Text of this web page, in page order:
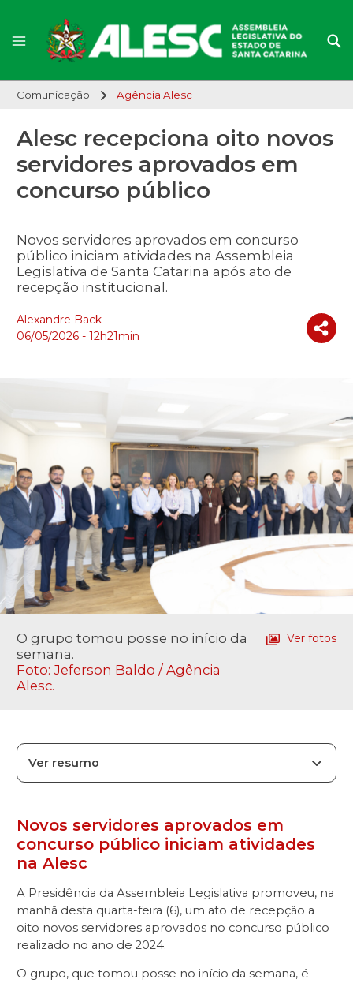
Comunicação Agência Alesc
Alesc recepciona oito novos
servidores aprovados em
concurso público
Novos servidores aprovados em concurso
público iniciam atividades na Assembleia
Legislativa de Santa Catarina após ato de
recepção institucional.
Alexandre Back
06/05/2026 - 12h21min
O grupo tomou posse no início da
semana.
Foto: Jeferson Baldo / Agência
Alesc.
Ver fotos
Ver resumo
Novos servidores aprovados em
concurso público iniciam atividades
na Alesc
A Presidência da Assembleia Legislativa promoveu, na
manhã desta quarta-feira (6), um ato de recepção a
oito novos servidores aprovados no concurso público
realizado no ano de 2024.
O grupo, que tomou posse no início da semana, é